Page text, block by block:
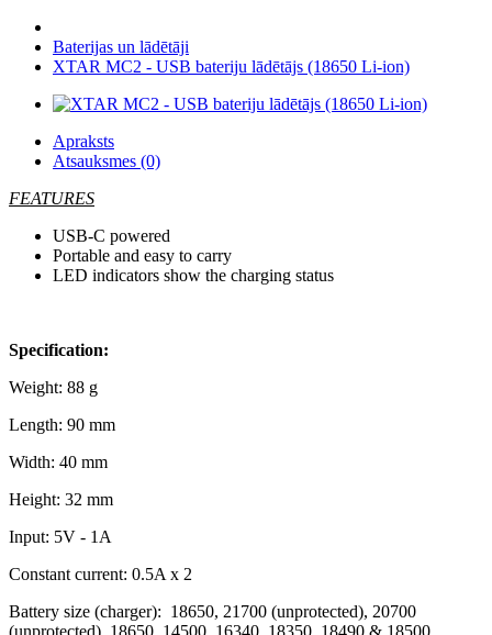
Baterijas un lādētāji
XTAR MC2 - USB bateriju lādētājs (18650 Li-ion)
Apraksts
Atsauksmes (0)
FEATURES
USB-C powered
Portable and easy to carry
LED indicators show the charging status
Specification:
Weight: 88 g
Length: 90 mm
Width: 40 mm
Height: 32 mm
Input: 5V - 1A
Constant current: 0.5A x 2
Battery size (charger): 18650, 21700 (unprotected), 20700
(unprotected), 18650, 14500, 16340, 18350, 18490 & 18500,